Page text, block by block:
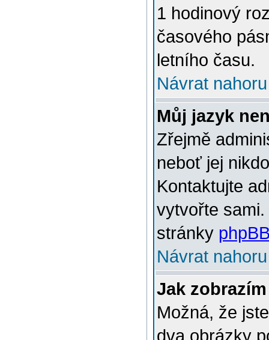
1 hodinový
časového
letního času.
Návrat nahoru
Můj jazyk
Zřejmě
neboť jej
Kontaktujte
vytvořte
stránky
Návrat nahoru
Jak
Možná, že
dva obrázky